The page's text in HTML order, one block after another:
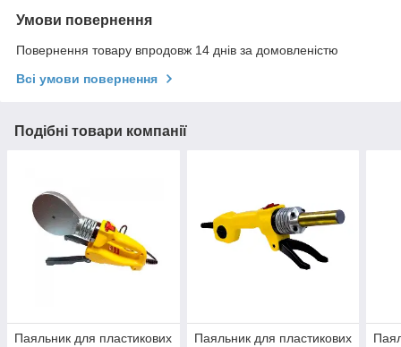
Умови повернення
Повернення товару впродовж 14 днів за домовленістю
Всі умови повернення
Подібні товари компанії
Паяльник для пластикових
Паяльник для пластикових